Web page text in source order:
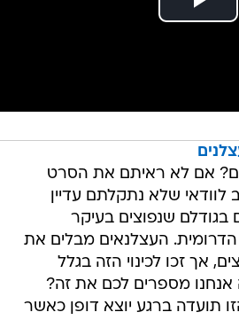
אם לא ראיתם את הסרט
לוודאי שלא נתקלתם עדיין
בגודלם שנפוצים בעיקר
העצלנאים מבלים את
אך זכו לכינוי הזה בגלל
מספרים לכם את זה?
תועדה ברגע יוצא דופן כאשר